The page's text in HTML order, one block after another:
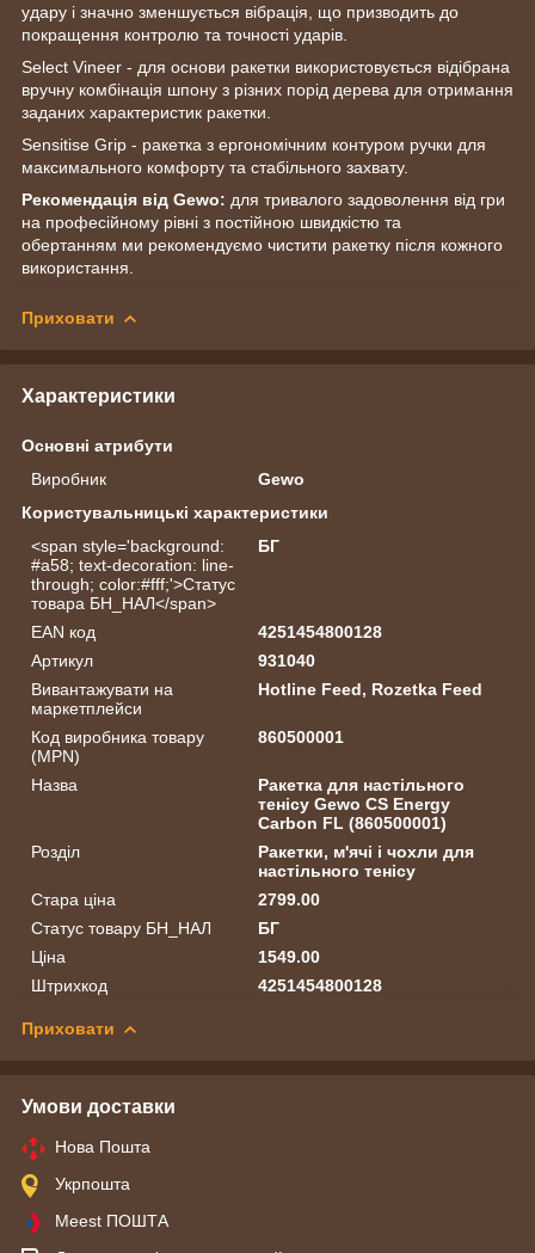
удару і значно зменшується вібрація, що призводить до
покращення контролю та точності ударів.
Select Vineer - для основи ракетки використовується відібрана
вручну комбінація шпону з різних порід дерева для отримання
заданих характеристик ракетки.
Sensitise Grip - ракетка з ергономічним контуром ручки для
максимального комфорту та стабільного захвату.
Рекомендація від Gewo: для тривалого задоволення від гри
на професійному рівні з постійною швидкістю та
обертанням ми рекомендуємо чистити ракетку після кожного
використання.
Приховати
Характеристики
Основні атрибути
Виробник
Gewo
Користувальницькі характеристики
<span style='background:
#a58; text-decoration: line-
through; color:#fff;'>Статус
товара БН_НАЛ</span>
БГ
EAN код
4251454800128
Артикул
931040
Вивантажувати на
маркетплейси
Hotline Feed, Rozetka Feed
Код виробника товару
(MPN)
860500001
Назва
Ракетка для настільного
тенісу Gewo CS Energy
Carbon FL (860500001)
Розділ
Ракетки, м'ячі і чохли для
настільного тенісу
Стара ціна
2799.00
Статус товару БН_НАЛ
БГ
Ціна
1549.00
Штрихкод
4251454800128
Приховати
Умови доставки
Нова Пошта
Укрпошта
Meest ПОШТА